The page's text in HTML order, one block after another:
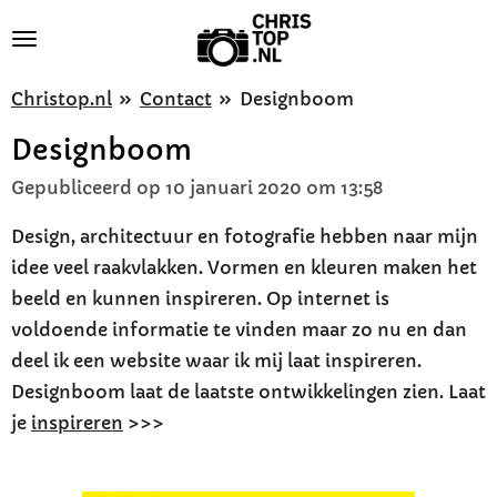
naar
hoofdinhoud
Christop.nl » Contact » Designboom
Designboom
Gepubliceerd op 10 januari 2020 om 13:58
Design, architectuur en fotografie hebben naar mijn
idee veel raakvlakken. Vormen en kleuren maken het
beeld en kunnen inspireren. Op internet is
voldoende informatie te vinden maar zo nu en dan
deel ik een website waar ik mij laat inspireren.
Designboom laat de laatste ontwikkelingen zien. Laat
je inspireren >>>